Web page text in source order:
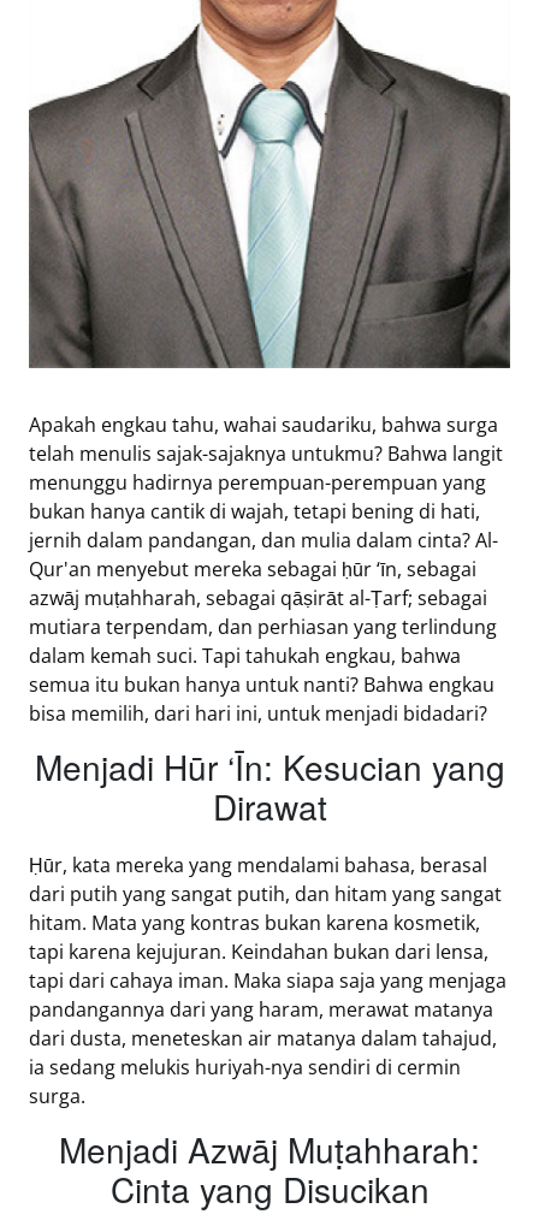
Apakah engkau tahu, wahai saudariku, bahwa surga
telah menulis sajak-sajaknya untukmu? Bahwa langit
menunggu hadirnya perempuan-perempuan yang
bukan hanya cantik di wajah, tetapi bening di hati,
jernih dalam pandangan, dan mulia dalam cinta? Al-
Qur'an menyebut mereka sebagai ḥūr ‘īn, sebagai
azwāj muṭahharah, sebagai qāṣirāt al-Ṭarf; sebagai
mutiara terpendam, dan perhiasan yang terlindung
dalam kemah suci. Tapi tahukah engkau, bahwa
semua itu bukan hanya untuk nanti? Bahwa engkau
bisa memilih, dari hari ini, untuk menjadi bidadari?
Menjadi Hūr ‘Īn: Kesucian yang
Dirawat
Ḥūr, kata mereka yang mendalami bahasa, berasal
dari putih yang sangat putih, dan hitam yang sangat
hitam. Mata yang kontras bukan karena kosmetik,
tapi karena kejujuran. Keindahan bukan dari lensa,
tapi dari cahaya iman. Maka siapa saja yang menjaga
pandangannya dari yang haram, merawat matanya
dari dusta, meneteskan air matanya dalam tahajud,
ia sedang melukis huriyah-nya sendiri di cermin
surga.
Menjadi Azwāj Muṭahharah:
Cinta yang Disucikan
ihram.republika.co.id
rejabar.republika.co.id
repjogja.republika.co.id
Republika
IQRA
Tentang
Retizen
Do's
Dont's
Rules
Cara
Menjadi
Retizen